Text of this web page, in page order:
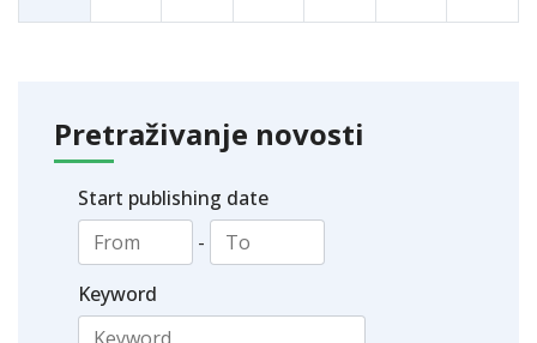
Pretraživanje novosti
Start publishing date
-
Keyword